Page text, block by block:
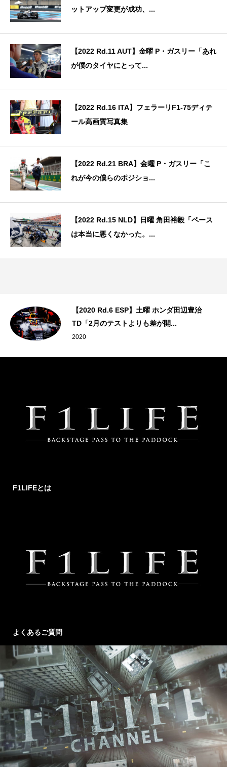
ットアップ変更が成功、...
【2022 Rd.11 AUT】金曜 P・ガスリー「あれ
が僕のタイヤにとって...
【2022 Rd.16 ITA】フェラーリF1-75ディテ
ール高画質写真集
【2022 Rd.21 BRA】金曜 P・ガスリー「こ
れが今の僕らのポジショ...
【2022 Rd.15 NLD】日曜 角田裕毅「ペース
は本当に悪くなかった。...
【2020 Rd.6 ESP】土曜 ホンダ田辺豊治
TD「2月のテストよりも差が開...
2020
F1LIFEとは
よくあるご質問